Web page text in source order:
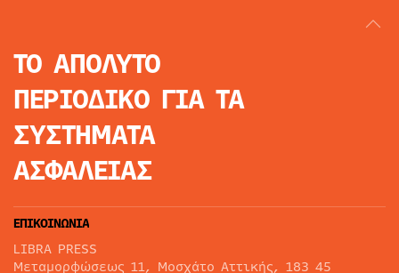
ΤΟ ΑΠΟΛΥΤΟ
ΠΕΡΙΟΔΙΚΟ ΓΙΑ ΤΑ
ΣΥΣΤΗΜΑΤΑ
ΑΣΦΑΛΕΙΑΣ
ΕΠΙΚΟΙΝΩΝΙΑ
LIBRA PRESS
Μεταμορφώσεως 11, Μοσχάτο Αττικής, 183 45